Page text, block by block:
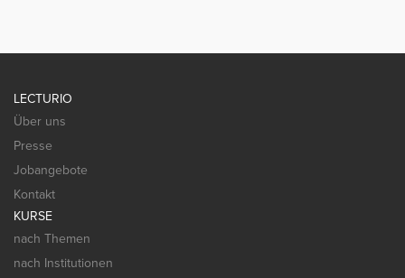
LECTURIO
Über uns
Presse
Jobangebote
Kontakt
KURSE
nach Themen
nach Institutionen